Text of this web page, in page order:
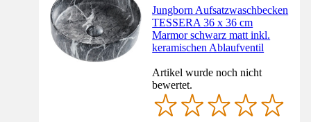
Jungborn Aufsatzwaschbecken
TESSERA 36 x 36 cm
Marmor schwarz matt inkl.
keramischen Ablaufventil
Artikel wurde noch nicht
bewertet.